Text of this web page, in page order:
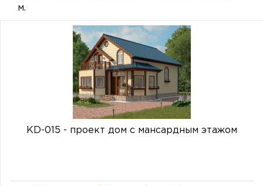
м.
KD-015 - проект дом с мансардным этажом